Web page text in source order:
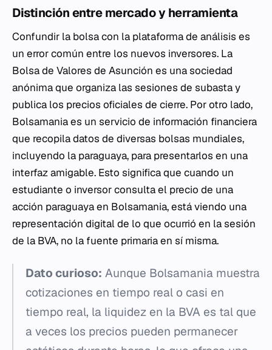
Distinción entre mercado y herramienta
Confundir la bolsa con la plataforma de análisis es
un error común entre los nuevos inversores. La
Bolsa de Valores de Asunción es una sociedad
anónima que organiza las sesiones de subasta y
publica los precios oficiales de cierre. Por otro lado,
Bolsamania es un servicio de información financiera
que recopila datos de diversas bolsas mundiales,
incluyendo la paraguaya, para presentarlos en una
interfaz amigable. Esto significa que cuando un
estudiante o inversor consulta el precio de una
acción paraguaya en Bolsamania, está viendo una
representación digital de lo que ocurrió en la sesión
de la BVA, no la fuente primaria en sí misma.
Dato curioso: Aunque Bolsamania muestra
cotizaciones en tiempo real o casi en
tiempo real, la liquidez en la BVA es tal que
a veces los precios pueden permanecer